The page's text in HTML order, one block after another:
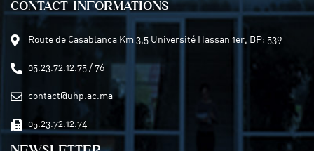
CONTACT INFORMATIONS
Route de Casablanca Km 3,5 Université Hassan 1er, BP: 539
05.23.72.12.75 / 76
contact@uhp.ac.ma
05.23.72.12.74